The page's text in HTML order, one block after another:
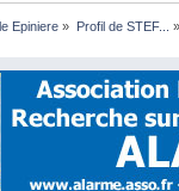
Epiniere » Profil de STEF... »